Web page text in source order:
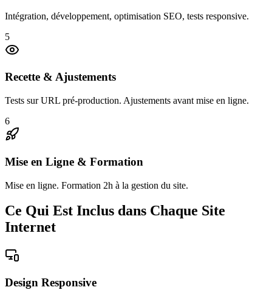
Intégration, développement, optimisation SEO, tests responsive.
5
Recette & Ajustements
Tests sur URL pré-production. Ajustements avant mise en ligne.
6
Mise en Ligne & Formation
Mise en ligne. Formation 2h à la gestion du site.
Ce Qui Est Inclus dans Chaque Site
Internet
Design Responsive